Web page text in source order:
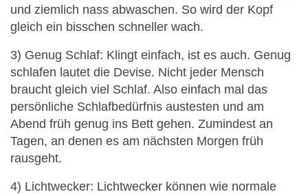
und ziemlich nass abwaschen. So wird der Kopf
gleich ein bisschen schneller wach.
3) Genug Schlaf: Klingt einfach, ist es auch. Genug
schlafen lautet die Devise. Nicht jeder Mensch
braucht gleich viel Schlaf. Also einfach mal das
persönliche Schlafbedürfnis austesten und am
Abend früh genug ins Bett gehen. Zumindest an
Tagen, an denen es am nächsten Morgen früh
rausgeht.
4) Lichtwecker: Lichtwecker können wie normale